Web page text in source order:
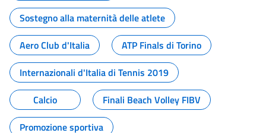
Sostegno alla maternità delle atlete
Aero Club d'Italia
ATP Finals di Torino
Internazionali d'Italia di Tennis 2019
Calcio
Finali Beach Volley FIBV
Promozione sportiva